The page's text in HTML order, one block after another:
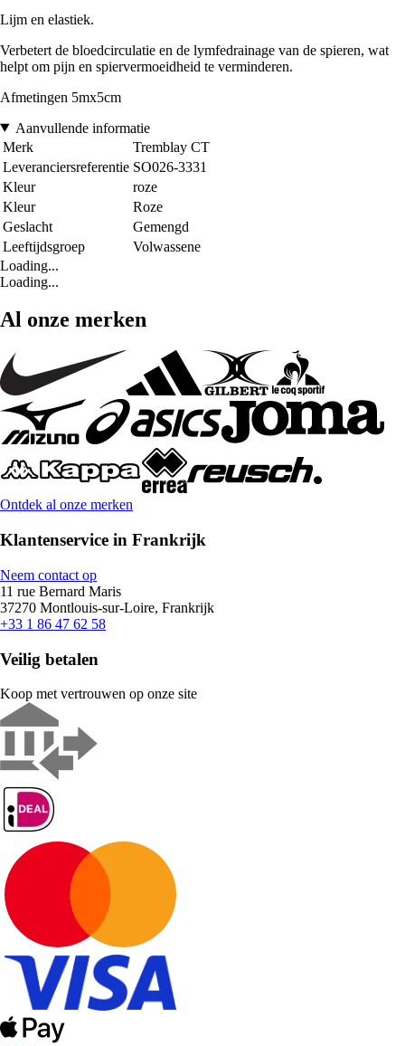
Lijm en elastiek.
Verbetert de bloedcirculatie en de lymfedrainage van de spieren, wat
helpt om pijn en spiervermoeidheid te verminderen.
Afmetingen 5mx5cm
Aanvullende informatie
Merk
Tremblay CT
Leveranciersreferentie SO026-3331
Kleur
roze
Kleur
Roze
Geslacht
Gemengd
Leeftijdsgroep
Volwassene
Loading...
Loading...
Al onze merken
Ontdek al onze merken
Klantenservice in Frankrijk
Neem contact op
11 rue Bernard Maris
37270 Montlouis-sur-Loire, Frankrijk
+33 1 86 47 62 58
Veilig betalen
Koop met vertrouwen op onze site